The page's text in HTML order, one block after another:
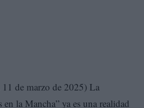
de marzo de 2025) La
en la Mancha” ya es una realidad